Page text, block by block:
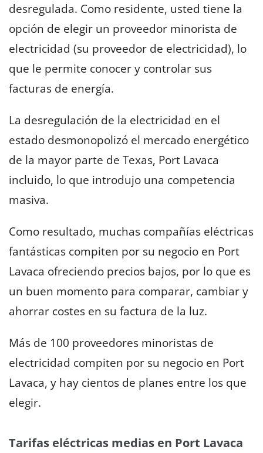
desregulada. Como residente, usted tiene la
opción de elegir un proveedor minorista de
electricidad (su proveedor de electricidad), lo
que le permite conocer y controlar sus
facturas de energía.
La desregulación de la electricidad en el
estado desmonopolizó el mercado energético
de la mayor parte de Texas, Port Lavaca
incluido, lo que introdujo una competencia
masiva.
Como resultado, muchas compañías eléctricas
fantásticas compiten por su negocio en Port
Lavaca ofreciendo precios bajos, por lo que es
un buen momento para comparar, cambiar y
ahorrar costes en su factura de la luz.
Más de 100 proveedores minoristas de
electricidad compiten por su negocio en Port
Lavaca, y hay cientos de planes entre los que
elegir.
Tarifas eléctricas medias en Port Lavaca